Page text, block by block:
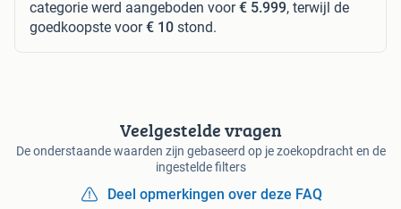
categorie werd aangeboden voor€ 5.999, terwijl de
goedkoopste voor€ 10 stond.
Veelgestelde vragen
De onderstaande waarden zijn gebaseerd op je zoekopdracht en de
ingestelde filters
Deel opmerkingen over deze FAQ